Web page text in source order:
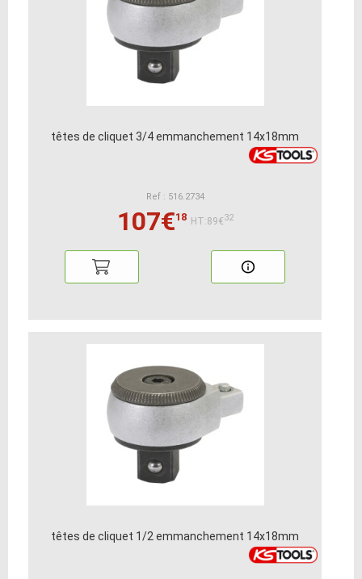
têtes de cliquet 3/4 emmanchement 14x18mm
Ref : 516.2734
107€18 HT:89€32
têtes de cliquet 1/2 emmanchement 14x18mm